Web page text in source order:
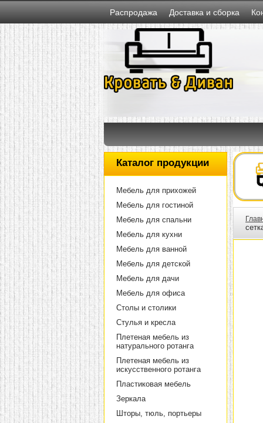
Распродажа Доставка и сборка
Каталог продукции
Мебель для прихожей
Мебель для гостиной
Мебель для спальни
Мебель для кухни
Мебель для ванной
Мебель для детской
Мебель для дачи
Мебель для офиса
Столы и столики
Стулья и кресла
Плетеная мебель из
натурального ротанга
Плетеная мебель из
искусственного ротанга
Пластиковая мебель
Зеркала
Шторы, тюль, портьеры